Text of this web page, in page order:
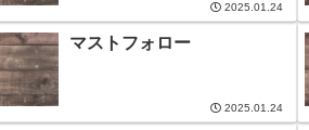
2025.01.24
マストフォロー
2025.01.24